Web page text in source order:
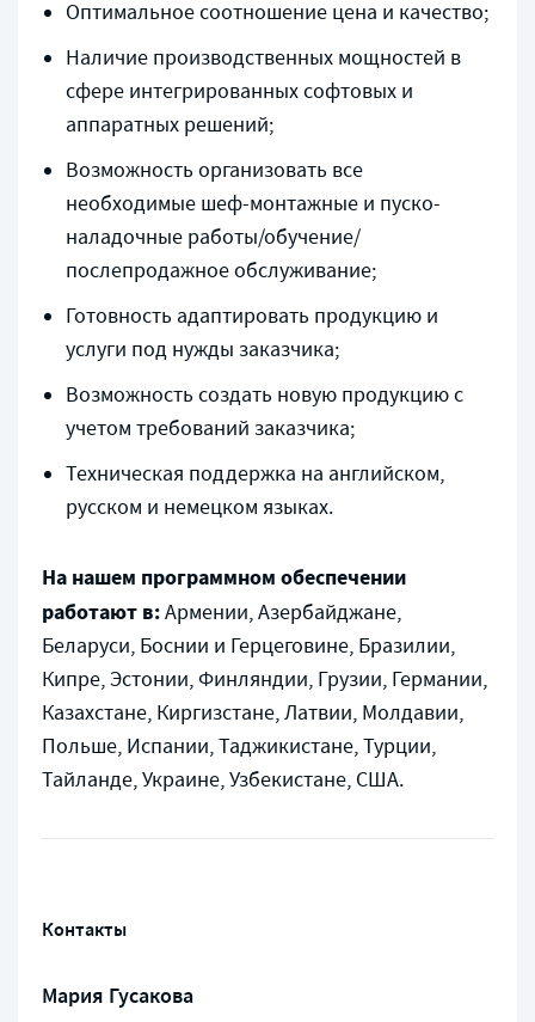
Оптимальное соотношение цена и качество;
Наличие производственных мощностей в
сфере интегрированных софтовых и
аппаратных решений;
Возможность организовать все
необходимые шеф-монтажные и пуско-
наладочные работы/обучение/
послепродажное обслуживание;
Готовность адаптировать продукцию и
услуги под нужды заказчика;
Возможность создать новую продукцию с
учетом требований заказчика;
Техническая поддержка на английском,
русском и немецком языках.
На нашем программном обеспечении
работают в:Армении, Азербайджане,
Беларуси, Боснии и Герцеговине, Бразилии,
Кипре, Эстонии, Финляндии, Грузии, Германии,
Казахстане, Киргизстане, Латвии, Молдавии,
Польше, Испании, Таджикистане, Турции,
Тайланде, Украине, Узбекистане, США.
Контакты
Мария Гусакова